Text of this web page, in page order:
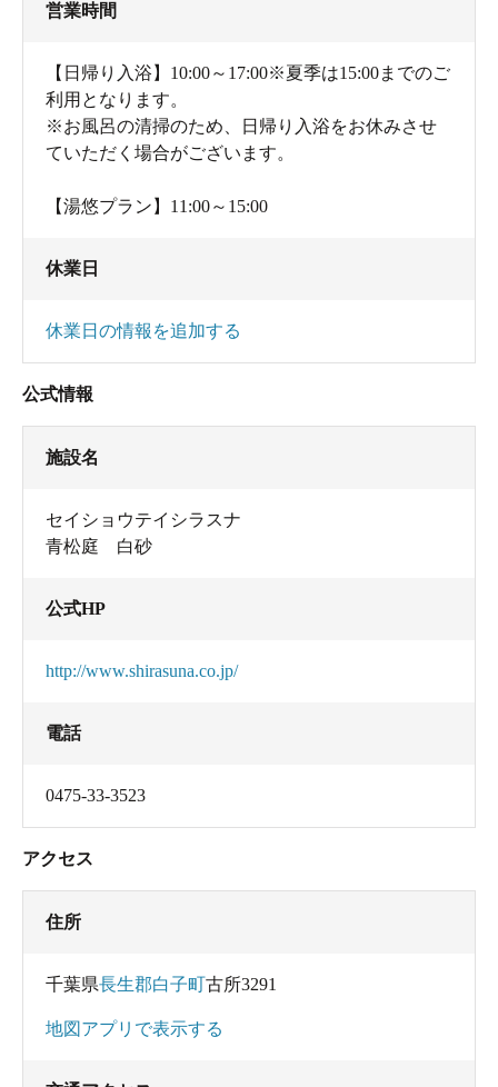
営業時間
【日帰り入浴】10:00～17:00※夏季は15:00までのご
利用となります。
※お風呂の清掃のため、日帰り入浴をお休みさせ
ていただく場合がございます。
【湯悠プラン】11:00～15:00
休業日
休業日の情報を追加する
公式情報
施設名
セイショウテイシラスナ
青松庭 白砂
公式HP
http://www.shirasuna.co.jp/
電話
0475-33-3523
アクセス
住所
千葉県長生郡白子町古所3291
地図アプリで表示する